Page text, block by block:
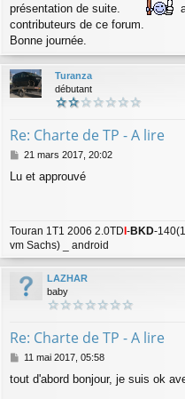
g
e
présentation de suite.
contributeurs de ce forum.
Bonne journée.
Turanza
débutant
Re: Charte de TP - A lire
M
s
e
21 mars 2017, 20:02
Lu et approuvé
Touran 1T1 2006 2.0TDI-BKD-
vm Sachs) _ android
LAZHAR
baby
Re: Charte de TP - A lire
M
s
11 mai 2017, 05:58
tout d'abord bonjour, je suis ok